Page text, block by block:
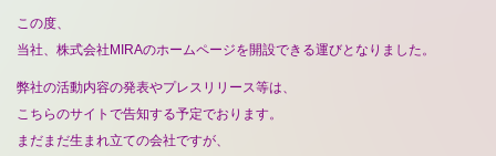
この度、
当社、株式会社MIRAのホームページを開設できる運びとなりました。
弊社の活動内容の発表やプレスリリース等は、
こちらのサイトで告知する予定でおります。
まだまだ生まれ立ての会社ですが、